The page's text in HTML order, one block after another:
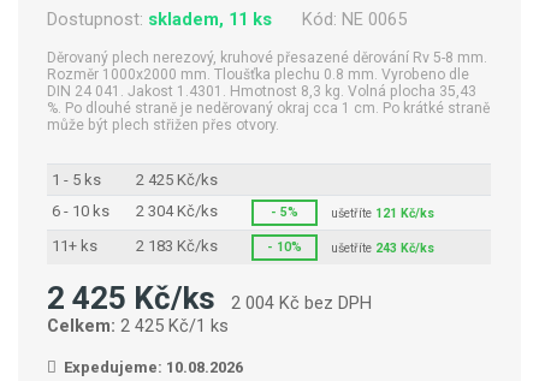
Dostupnost: skladem, 11 ks Kód: NE 0065
Děrovaný plech nerezový, kruhové přesazené děrování Rv 5-8 mm.
Rozměr 1000x2000 mm. Tloušťka plechu 0.8 mm. Vyrobeno dle
DIN 24 041. Jakost 1.4301. Hmotnost 8,3 kg. Volná plocha 35,43
%. Po dlouhé straně je neděrovaný okraj cca 1 cm. Po krátké straně
může být plech střižen přes otvory.
1 - 5 ks
2 425 Kč/ks
6 - 10 ks
2 304 Kč/ks - 5% ušetříte 121 Kč/ks
11+ ks 2 183 Kč/ks - 10% ušetříte 243 Kč/ks
2 425 Kč/ks
2 004 Kč bez DPH
Celkem: 2 425 Kč/1 ks
Expedujeme: 10.08.2026